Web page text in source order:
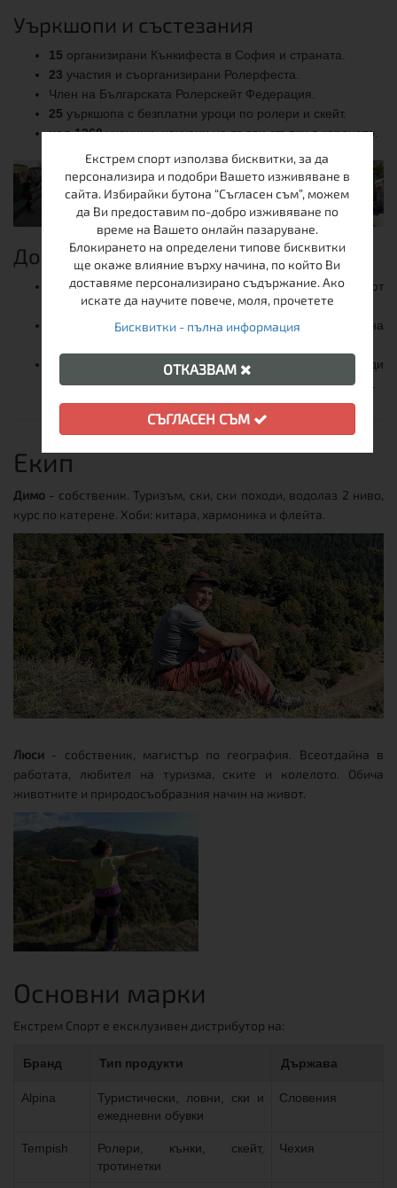
Уъркшопи и състезания
15 организирани Кънкифеста в София и страната.
23 участия и съорганизирани Ролерфеста.
Член на Българската Ролерскейт Федерация.
25 уъркшопа с безплатни уроци по ролери и скейт.
над 1360ученици, научени на първи стъпки в карането.
Договори и награди
Отличие за най-добър дистрибутор на годината от
Tempish (Чехия).
Доставчик на кънки за ледени пързалки в цялата страна
Доставчик на туристически обувки за НП Рила, Дънди
Прешъс и високопланинските метеорологични станции.
Екип
Димо - собственик. Туризъм, ски, ски походи, водолаз 2 ниво,
курс по катерене. Хоби: китара, хармоника и флейта.
Люси - собственик, магистър по география. Всеотдайна в
работата, любител на туризма, ските и колелото. Обича
животните и природосъобразния начин на живот.
Основни марки
Екстрем Спорт е ексклузивен дистрибутор на:
Бранд Тип продукти Държава
Alpina
Туристически, ловни, ски и
ежедневни обувки
Словения
Tempish
Ролери, кънки, скейт,
тротинетки
Чехия
Екстрем спорт използва бисквитки, за да
персонализира и подобри Вашето изживяване в
сайта. Избирайки бутона “Съгласен съм”, можем
да Ви предоставим по-добро изживяване по
време на Вашето онлайн пазаруване.
Блокирането на определени типове бисквитки
ще окаже влияние върху начина, по който Ви
доставяме персонализирано съдържание. Ако
искате да научите повече, моля, прочетете
Бисквитки - пълна информация
ОТКАЗВАМ
СЪГЛАСЕН СЪМ